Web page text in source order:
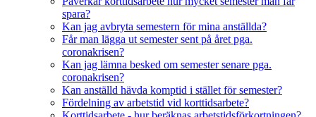
spara?
Kan jag avbryta semestern för mina anställda?
Får man lägga ut semester sent på året pga.
coronakrisen?
Kan jag lämna besked om semester senare pga.
coronakrisen?
Kan anställd hävda komptid i stället för semester?
Fördelning av arbetstid vid korttidsarbete?